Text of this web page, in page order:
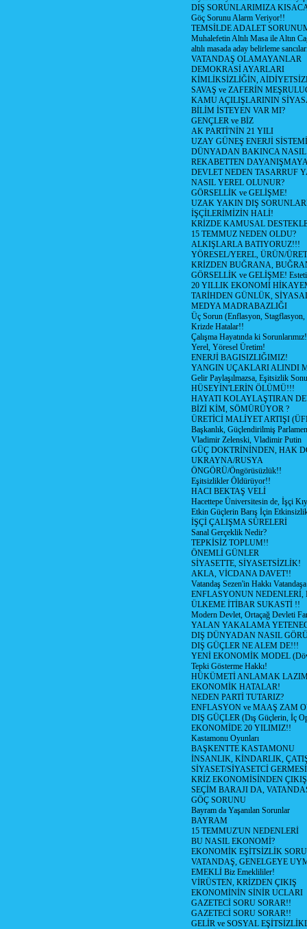
DIŞ SORUNLARIMIZA
Göç Sorunu Alarm Veriyor!!
TEMSİLDE ADALET
Muhalefetin Altılı Masa ile Altın
altılı masada aday belirleme
VATANDAŞ OLAMAYANLAR
DEMOKRASİ AYARLARI
KİMLİKSİZLİĞİN,
SAVAŞ ve ZAFERİN
KAMU AÇILIŞLARININ
BİLİM İSTEYEN VAR MI?
GENÇLER ve BİZ
AK PARTİ'NİN 21 YILI
UZAY GÜNEŞ ENERJİ SİSTEMİ
DÜNYADAN BAKINCA
REKABETTEN
DEVLET NEDEN TASARRUF
NASIL YEREL OLUNUR?
GÖRSELLİK ve GELİŞME!
UZAK YAKIN DIŞ
İŞÇİLERİMİZİN HALİ!
KRİZDE KAMUSAL
15 TEMMUZ NEDEN OLDU?
ALKIŞLARLA BATIYORUZ!!!
YÖRESEL/YEREL, ÜRÜN/
KRİZDEN BUĞRANA,
GÖRSELLİK ve GELİŞME!
20 YILLIK EKONOMİ
TARİHDEN GÜNLÜK,
MEDYA MADRABAZLIĞI
Üç Sorun (Enflasyon, Stagflasyon,
Krizde Hatalar!!
Çalışma Hayatında ki
Yerel, Yöresel Üretim!
ENERJİ BAGISIZLIĞIMIZ!
YANGIN UÇAKLARI ALINDI
Gelir Paylaşılmazsa, Eşitsizlik
HÜSEYİN'LERİN ÖLÜMÜ!!!
HAYATI KOLAYLAŞTIRAN
BİZİ KİM, SÖMÜRÜYOR ?
ÜRETİCİ MALİYET ARTIŞI
Başkanlık, Güçlendirilmiş
Vladimir Zelenski, Vladimir Putin
GÜÇ DOKTRİNİNDEN, HAK
UKRAYNA/RUSYA
ÖNGÖRÜ/Öngörüsüzlük!!
Eşitsizlikler Öldürüyor!!
HACI BEKTAŞ VELİ
Hacettepe Üniversitesin de, İşçi
Etkin Güçlerin Barış İçin
İŞÇİ ÇALIŞMA SÜRELERİ
Sanal Gerçeklik Nedir?
TEPKİSİZ TOPLUM!!
ÖNEMLİ GÜNLER
SİYASETTE, SİYASETSİZLİK!
AKLA, VİCDANA DAVET!!
Vatandaş Sezen'in Hakkı
ENFLASYONUN NEDENLERİ,
ÜLKEME İTİBAR SUKASTİ !!
Modern Devlet, Ortaçağ Devleti
YALAN YAKALAMA
DIŞ DÜNYADAN NASIL
DIŞ GÜÇLER NE ALEM DE!!!
YENİ EKONOMİK MODEL
Tepki Gösterme Hakkı!
HÜKÜMETİ ANLAMAK
EKONOMİK HATALAR!
NEDEN PARTİ TUTARIZ?
ENFLASYON ve MAAŞ ZAM
DIŞ GÜÇLER (Dış Güçlerin, İç
EKONOMİDE 20 YILIMIZ!!
Kastamonu Oyunları
BAŞKENTTE KASTAMONU
İNSANLIK, KİNDARLIK,
SİYASET/SİYASETCİ
KRİZ EKONOMİSİNDEN ÇIKIŞ
SEÇİM BARAJI DA,
GÖÇ SORUNU
Bayram da Yaşanılan Sorunlar
BAYRAM
15 TEMMUZ'UN NEDENLERİ
BU NASIL EKONOMİ?
EKONOMİK EŞİTSİZLİK
VATANDAŞ, GENELGEYE
EMEKLİ Biz Emeklililer!
VİRÜSTEN, KRİZDEN ÇIKIŞ
EKONOMİNİN SİNİR UCLARI
GAZETECİ SORU SORAR!!
GAZETECİ SORU SORAR!!
GELİR ve SOSYAL